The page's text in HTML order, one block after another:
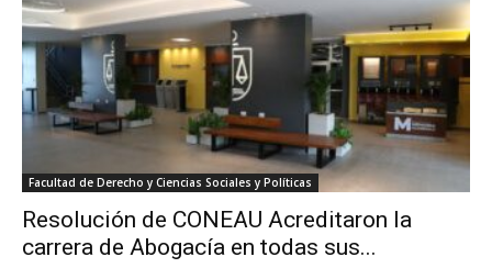
Facultad de Derecho y Ciencias Sociales y Políticas
Resolución de CONEAU Acreditaron la
carrera de Abogacía en todas sus...